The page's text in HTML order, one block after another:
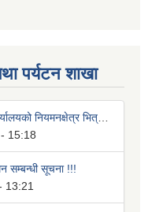
पर्यटन शाखा
15:18
सम्बन्धी सूचना !!!
13:21